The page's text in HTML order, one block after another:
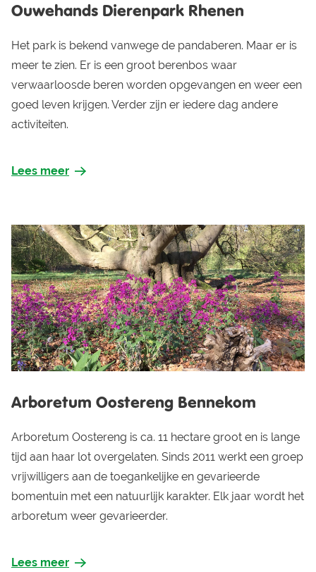
Ouwehands Dierenpark Rhenen
Het park is bekend vanwege de pandaberen. Maar er is
meer te zien. Er is een groot berenbos waar
verwaarloosde beren worden opgevangen en weer een
goed leven krijgen. Verder zijn er iedere dag andere
activiteiten.
Lees meer
Arboretum Oostereng Bennekom
Arboretum Oostereng is ca. 11 hectare groot en is lange
tijd aan haar lot overgelaten. Sinds 2011 werkt een groep
vrijwilligers aan de toegankelijke en gevarieerde
bomentuin met een natuurlijk karakter. Elk jaar wordt het
arboretum weer gevarieerder.
Lees meer